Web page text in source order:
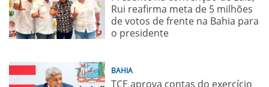
Rui reafirma meta de 5 milhões
de votos de frente na Bahia para
o presidente
BAHIA
TCE aprova contas do exercício